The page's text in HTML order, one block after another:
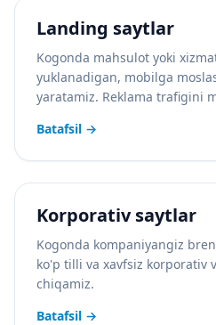
Landing saytlar
Kogonda mahsulot yoki
yuklanadigan, mobilga
yaratamiz. Reklama trafigini
Batafsil →
Korporativ saytlar
Kogonda kompaniyangiz
ko'p tilli va xavfsiz korporativ
chiqamiz.
Batafsil →